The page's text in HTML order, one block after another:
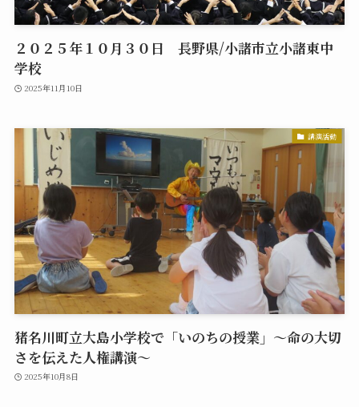
２０２５年１０月３０日 長野県/小諸市立小諸東中
学校
2025年11月10日
講演活動
猪名川町立大島小学校で「いのちの授業」～命の大切
さを伝えた人権講演～
2025年10月8日